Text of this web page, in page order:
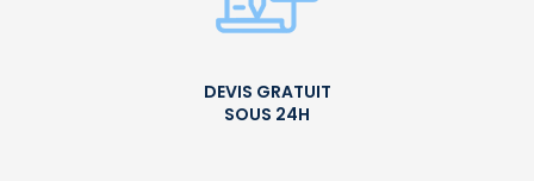
DEVIS GRATUIT
SOUS 24H